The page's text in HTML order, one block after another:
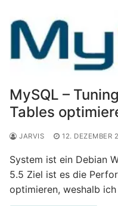
MySQL –
Tables
JARVIS 12. DEZEMBER
System ist ein Debian
5.5 Ziel ist es die
optimieren, weshalb